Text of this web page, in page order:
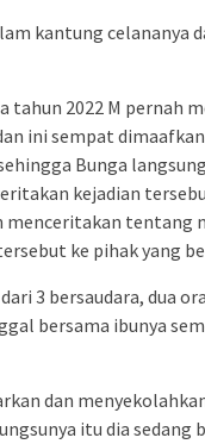
kantung celananya
tahun 2022 M pernah
ini sempat
Bunga
kejadian
menceritakan tentang
ke pihak yang
3 bersaudara, dua
bersama ibunya
dan
itu dia sedang